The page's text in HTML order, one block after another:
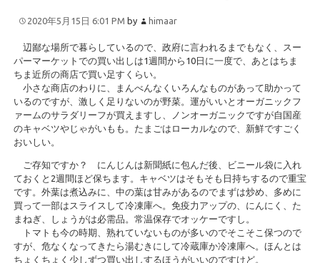
2020年5月15日 6:01 PM by himaar
辺鄙な場所で暮らしているので、政府に言われるまでもなく、スー
パーマーケットでの買い出しは1週間から10日に一度で、あとはちま
ちま近所の商店で買い足すくらい。
小さな商店のわりに、まんべんなくいろんなものがあって助かって
いるのですが、激しく足りないのが野菜。運がいいとオーガニックフ
ァームのサラダリーフが買えますし、ノンオーガニックですが自国産
のキャベツやじゃがいもも。たまごはローカルなので、新鮮ですごく
おいしい。
ご存知ですか？ にんじんは新聞紙に包んだ後、ビニール袋に入れ
ておくと2週間ほど保ちます。キャベツはそもそも日持ちするので重宝
です。外葉は煮込みに、中の葉は甘みがあるのでまずは炒め、多めに
買って一部はスライスして冷凍庫へ。免疫力アップの、にんにく、た
まねぎ、しょうがは必需品。常温保存でオッケーですし。
トマトも今の時期、熟れていないものが多いのでそこそこ保つので
すが、危なくなってきたら湯むきにして冷蔵庫か冷凍庫へ。ほんとは
ちょくちょく少しずつ買い出しするほうがいいのですけど。